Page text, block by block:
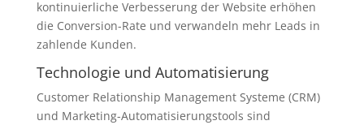
kontinuierliche Verbesserung der Website erhöhen
die Conversion-Rate und verwandeln mehr Leads in
zahlende Kunden.
Technologie und Automatisierung
Customer Relationship Management Systeme (CRM)
und Marketing-Automatisierungstools sind